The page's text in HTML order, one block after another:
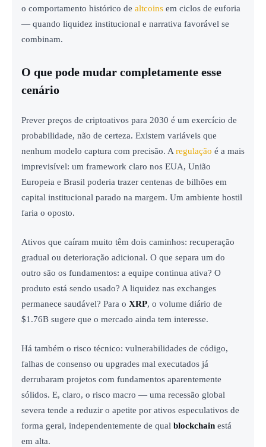
o comportamento histórico de altcoins em ciclos de euforia
— quando liquidez institucional e narrativa favorável se
combinam.
O que pode mudar completamente esse
cenário
Prever preços de criptoativos para 2030 é um exercício de
probabilidade, não de certeza. Existem variáveis que
nenhum modelo captura com precisão. Aregulação é a mais
imprevisível: um framework claro nos EUA, União
Europeia e Brasil poderia trazer centenas de bilhões em
capital institucional parado na margem. Um ambiente hostil
faria o oposto.
Ativos que caíram muito têm dois caminhos: recuperação
gradual ou deterioração adicional. O que separa um do
outro são os fundamentos: a equipe continua ativa? O
produto está sendo usado? A liquidez nas exchanges
permanece saudável? Para o XRP, o volume diário de
$1.76B sugere que o mercado ainda tem interesse.
Há também o risco técnico: vulnerabilidades de código,
falhas de consenso ou upgrades mal executados já
derrubaram projetos com fundamentos aparentemente
sólidos. E, claro, o risco macro — uma recessão global
severa tende a reduzir o apetite por ativos especulativos de
forma geral, independentemente de qual blockchain está
em alta.